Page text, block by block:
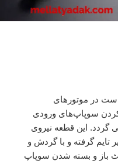
در موتورهای
کردن سوپاپ‌های ورودی
این قطعه نیروی
تایم گرفته و با گردش و
باز و بسته شدن سوپاپ